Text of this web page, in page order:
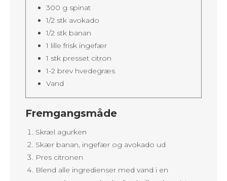
300 g spinat
1/2 stk avokado
1/2 stk banan
1 lille frisk ingefær
1 stk presset citron
1-2 brev hvedegræs
Vand
Fremgangsmåde
Skræl agurken
Skær banan, ingefær og avokado ud
Pres citronen
Blend alle ingredienser med vand i en